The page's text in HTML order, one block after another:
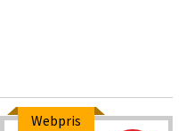
Webpris